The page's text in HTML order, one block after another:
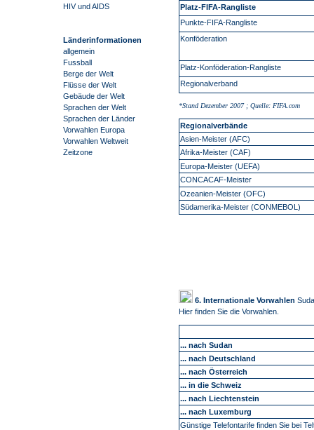
HIV und AIDS
Länderinformationen
allgemein
Fussball
Berge der Welt
Flüsse der Welt
Gebäude der Welt
Sprachen der Welt
Sprachen der Länder
Vorwahlen Europa
Vorwahlen Weltweit
Zeitzone
Platz-FIFA-Rangliste
Punkte-FIFA-Rangliste
Konföderation
Platz-Konföderation-Rangliste
Regionalverband
*Stand Dezember 2007 ; Quelle: FIFA.com
Regionalverbände
Asien-Meister (AFC)
Afrika-Meister (CAF)
Europa-Meister (UEFA)
CONCACAF-Meister
Ozeanien-Meister (OFC)
Südamerika-Meister (CONMEBOL)
6. Internationale Vorwahlen
Hier finden Sie die Vorwahlen.
... nach Sudan
... nach Deutschland
... nach Österreich
... in die Schweiz
... nach Liechtenstein
... nach Luxemburg
Günstige Telefontarife finden Sie bei